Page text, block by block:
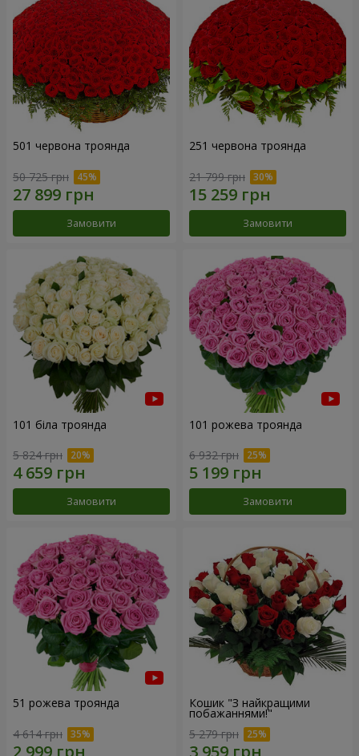
501 червона троянда
50 725 грн
Замовити
251 червона троянда
21 799 грн
Замовити
101 біла троянда
5 824 грн
Замовити
101 рожева троянда
6 932 грн
Замовити
51 рожева троянда
4 614 грн
Кошик "З найкращими
побажаннями!"
5 279 грн